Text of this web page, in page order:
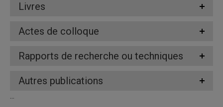
Livres
Actes de colloque
Rapports de recherche ou techniques
Autres publications
...